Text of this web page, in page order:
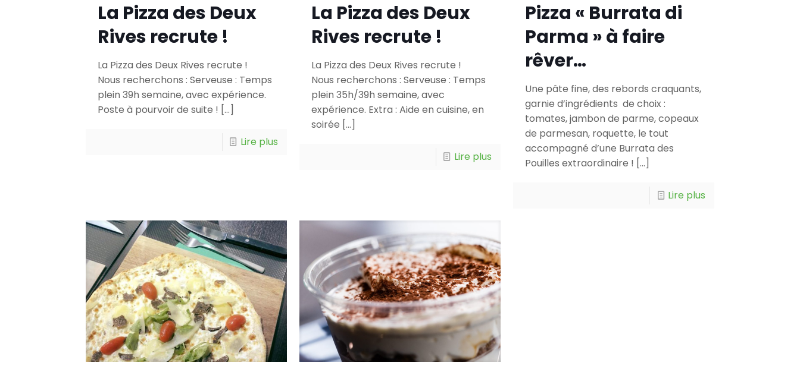
La Pizza des Deux
Rives recrute !
La Pizza des Deux Rives recrute !
Nous recherchons : Serveuse : Temps
plein 39h semaine, avec expérience.
Poste à pourvoir de suite ! […]
Lire plus
La Pizza des Deux
Rives recrute !
La Pizza des Deux Rives recrute !
Nous recherchons : Serveuse : Temps
plein 35h/39h semaine, avec
expérience. Extra : Aide en cuisine, en
soirée […]
Lire plus
Pizza « Burrata di
Parma » à faire
rêver…
Une pâte fine, des rebords craquants,
garnie d’ingrédients de choix :
tomates, jambon de parme, copeaux
de parmesan, roquette, le tout
accompagné d’une Burrata des
Pouilles extraordinaire ! […]
Lire plus